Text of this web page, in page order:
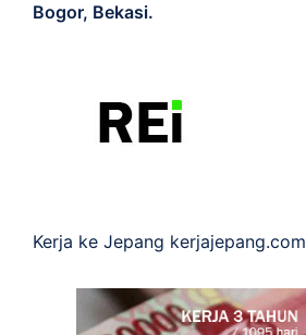
Bogor, Bekasi.
Kerja ke Jepang kerjajepang.com